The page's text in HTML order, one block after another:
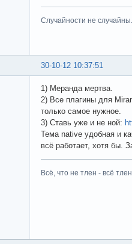
Случайности не случайны.
30-10-12 10:37:51
1) Меранда мертва.
2) Все плагины для
только самое нужное.
3) Ставь уже и не ной:
Тема native удобная и
всё работает, хотя бы.
Всё, что не тлен - всё